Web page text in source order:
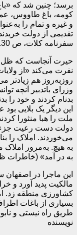
برسد؛ چنین شد که
کومه، باغ طاووس،
و غیره و تمام را
تقدیمی از دولت
سفرنامه کلات، ص 130).
حیرت آنجاست که
نفرت می‌کند «از
روزبه‌روز هم
وزرای باتدبیر آنچه
بدنام کردند و خود را
این دیگر یک بلایی
ملت را هبا منثورا
دولت دست رعیت جزء
می‌خوردند. املاک را
به هیچ. به‌مرور
به در آمد» (خاطرات
این ماجرا در اصفهان
مالکیت پدید آورد و
کشاورزی منطقه زد.
بسیاری از باغات
طریق راه نیستی و
نویسنده